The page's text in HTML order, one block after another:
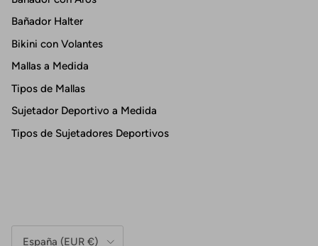
Bañador Halter
Bikini con Volantes
Mallas a Medida
Tipos de Mallas
Sujetador Deportivo a Medida
Tipos de Sujetadores Deportivos
España (EUR €)